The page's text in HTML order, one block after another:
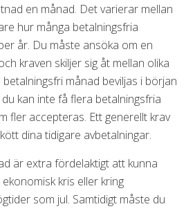
en månad. Det varierar mellan
hur många betalningsfria
år. Du måste ansöka om en
kraven skiljer sig åt mellan olika
månad beviljas i början
kan inte få flera betalningsfria
fler accepteras. Ett generellt krav
dina tidigare avbetalningar.
är extra fördelaktigt att kunna
kris eller kring
som jul. Samtidigt måste du